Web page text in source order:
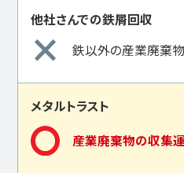
鉄以外の産業廃棄
産業廃棄物の収集